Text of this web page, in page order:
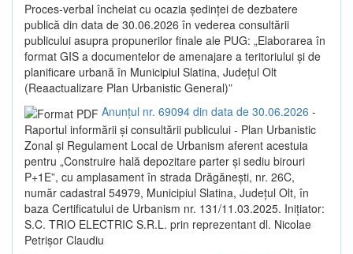
Proces-verbal încheiat cu ocazia ședinței de dezbatere
publică din data de 30.06.2026 în vederea consultării
publicului asupra propunerilor finale ale PUG: „Elaborarea în
format GIS a documentelor de amenajare a teritoriului și de
planificare urbană în Municipiul Slatina, Județul Olt
(Reaactualizare Plan Urbanistic General)”
Anunțul nr. 69094 din data de 30.06.2026 -
Raportul informării și consultării publicului - Plan Urbanistic
Zonal și Regulament Local de Urbanism aferent acestuia
pentru „Construire hală depozitare parter și sediu birouri
P+1E”, cu amplasament în strada Drăgănești, nr. 26C,
număr cadastral 54979, Municipiul Slatina, Județul Olt, în
baza Certificatului de Urbanism nr. 131/11.03.2025. Inițiator:
S.C. TRIO ELECTRIC S.R.L. prin reprezentant dl. Nicolae
Petrișor Claudiu